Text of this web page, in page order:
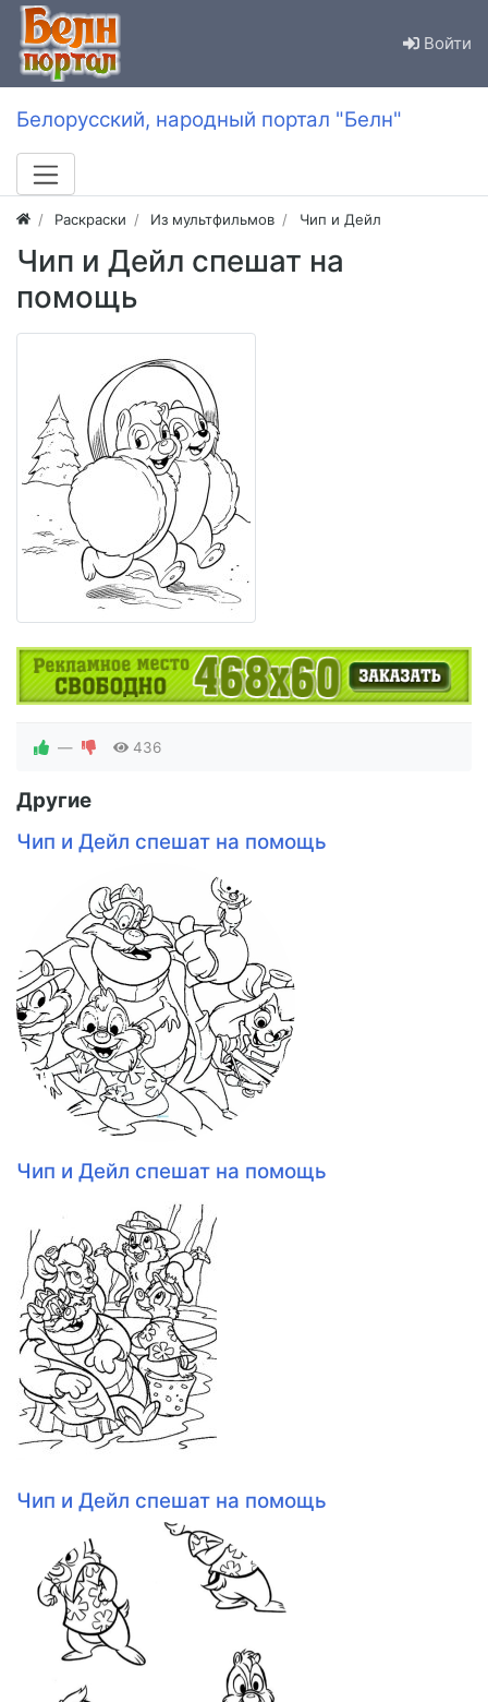
Войти
Белорусский, народный портал "Белн"
Раскраски Из мультфильмов Чип и Дейл
Чип и Дейл спешат на
помощь
— 436
Другие
Чип и Дейл спешат на помощь
Чип и Дейл спешат на помощь
Чип и Дейл спешат на помощь